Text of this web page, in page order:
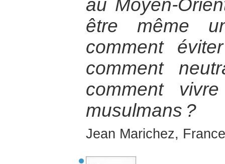
au Moyen-
être même
comment
comment
comment
musulmans ?
Jean Marichez,